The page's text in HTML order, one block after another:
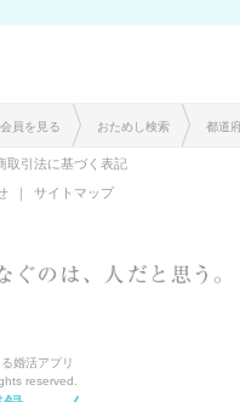
員を見る おためし検索 都道
取引法に基づく表記
サイトマップ
婚活アプリ
reserved.